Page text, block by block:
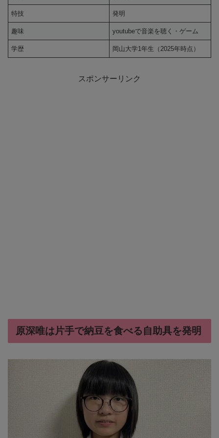
特技 発明
趣味 youtubeで音楽を聴く・ゲーム
学歴 岡山大学1年生（2025年時点）
スポンサーリンク
原深唯は片手で納豆を食べる自助具を発明